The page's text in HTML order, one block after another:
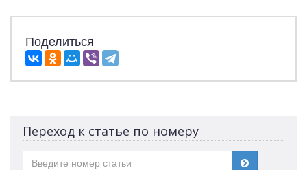
Поделиться
Переход к статье по номеру